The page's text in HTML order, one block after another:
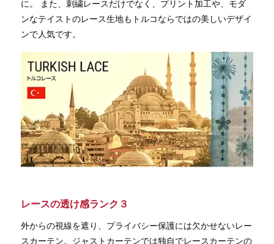
に。 また、刺繍レースだけでなく、プリント加工や、モダ
ンなテイストのレース生地もトルコならではの美しいデザイ
ンで人気です。
レースの透け感ランク３
外からの視線を遮り、プライバシー保護には欠かせないレー
スカーテン。ジャストカーテンでは独自でレースカーテンの